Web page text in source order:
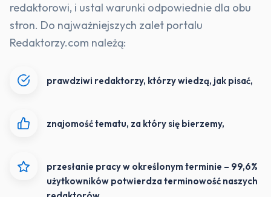
redaktorowi, i ustal warunki odpowiednie dla obu
stron. Do najważniejszych zalet portalu
Redaktorzy.com należą:
prawdziwi redaktorzy, którzy wiedzą, jak pisać,
znajomość tematu, za który się bierzemy,
przesłanie pracy w określonym terminie – 99,6%
użytkowników potwierdza terminowość naszych